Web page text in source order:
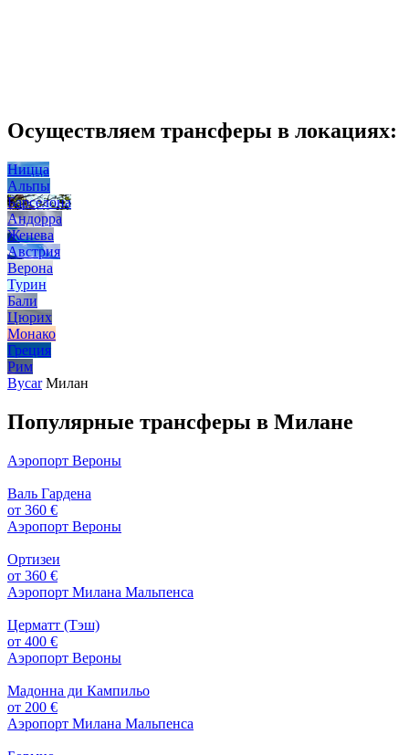
Осуществляем трансферы в локациях:
Ницца
Альпы
Барселона
Андорра
Женева
Австрия
Верона
Турин
Бали
Цюрих
Монако
Греция
Рим
Bycar Милан
Популярные трансферы в Милане
Аэропорт Вероны
Валь Гардена
от 360 €
Аэропорт Вероны
Ортизеи
от 360 €
Аэропорт Милана Мальпенса
Церматт (Тэш)
от 400 €
Аэропорт Вероны
Мадонна ди Кампильо
от 200 €
Аэропорт Милана Мальпенса